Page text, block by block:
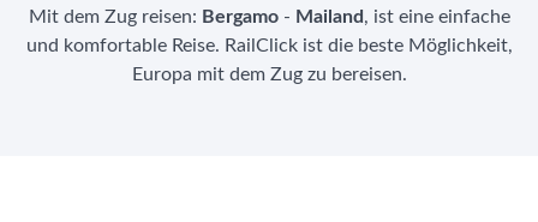
Mit dem Zug reisen: Bergamo- Mailand , ist eine einfache
und komfortable Reise. RailClick ist die beste Möglichkeit,
Europa mit dem Zug zu bereisen.